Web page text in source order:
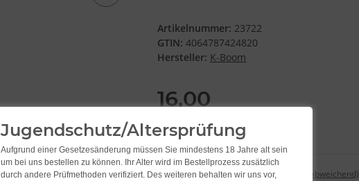
Artikelnummer: 23722
GTIN: 4064787424820
Hersteller: K-Boom
16,00
inkl. 19% USt. , zzgl.
Lieferzeit: 2 - 3 Werktage(DE - Ausland abweichend)
Jugendschutz/Altersprüfung
Aufgrund einer Gesetzesänderung müssen Sie mindestens 18 Jahre alt sein
um bei uns bestellen zu können. Ihr Alter wird im Bestellprozess zusätzlich
durch andere Prüfmethoden verifiziert. Des weiteren behalten wir uns vor,